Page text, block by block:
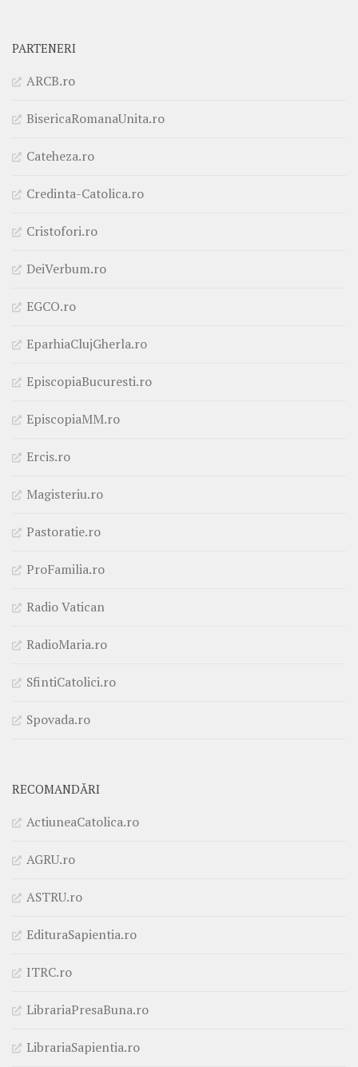
PARTENERI
ARCB.ro
BisericaRomanaUnita.ro
Cateheza.ro
Credinta-Catolica.ro
Cristofori.ro
DeiVerbum.ro
EGCO.ro
EparhiaClujGherla.ro
EpiscopiaBucuresti.ro
EpiscopiaMM.ro
Ercis.ro
Magisteriu.ro
Pastoratie.ro
ProFamilia.ro
Radio Vatican
RadioMaria.ro
SfintiCatolici.ro
Spovada.ro
RECOMANDĂRI
ActiuneaCatolica.ro
AGRU.ro
ASTRU.ro
EdituraSapientia.ro
ITRC.ro
LibrariaPresaBuna.ro
LibrariaSapientia.ro